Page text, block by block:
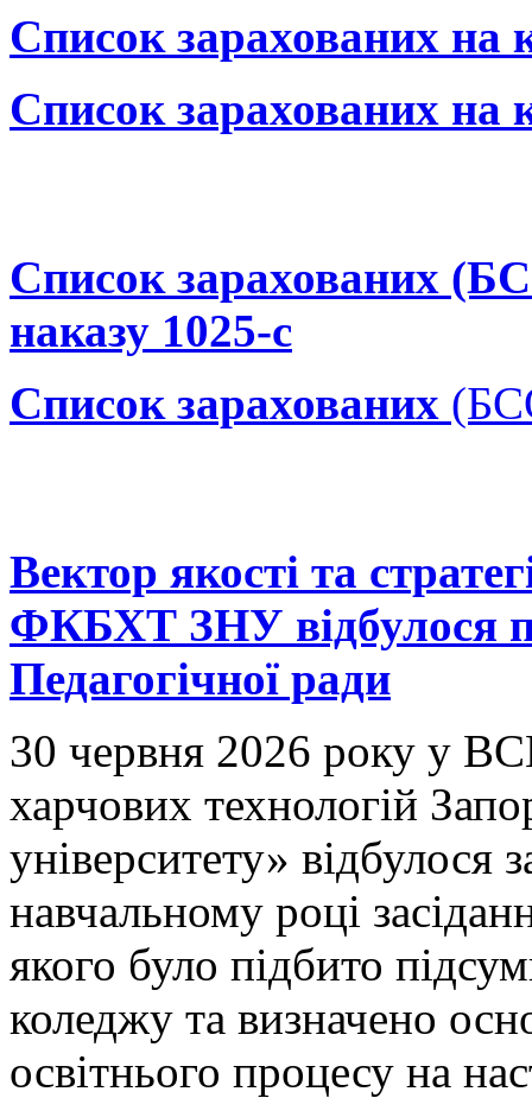
Список зарахованих на
Список зарахованих на
Список зарахованих
наказу 1025-с
Список зарахованих
Вектор якості та
ФКБХТ ЗНУ відбулося
Педагогічної ради
30 червня 2026 року у
харчових технологій
університету»
навчальному році
якого було підбито
коледжу та визначено
освітнього процесу на